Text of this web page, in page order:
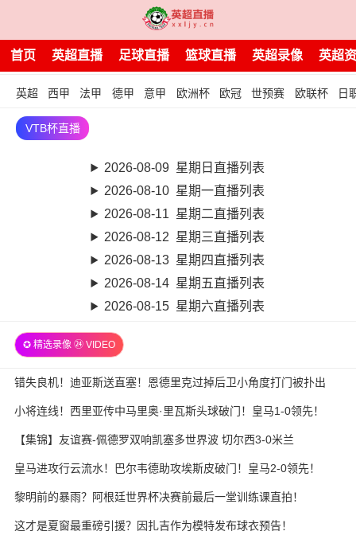
首页 英超直播 足球直播 篮球直播 英超录像 英超
英超 西甲 法甲 德甲 意甲 欧洲杯 欧冠 世预赛 欧联杯 日
VTB杯直播
2026-08-09 星期日直播列表
2026-08-10 星期一直播列表
2026-08-11 星期二直播列表
2026-08-12 星期三直播列表
2026-08-13 星期四直播列表
2026-08-14 星期五直播列表
2026-08-15 星期六直播列表
✪ 精选录像 ㉔ VIDEO
错失良机！迪亚斯送直塞！恩德里克过掉后卫小角度打门被扑出
小将连线！西里亚传中马里奥·里瓦斯头球破门！皇马1-0领先！
【集锦】友谊赛-佩德罗双响凯塞多世界波 切尔西3-0米兰
皇马进攻行云流水！巴尔韦德助攻埃斯皮破门！皇马2-0领先！
黎明前的暴雨？阿根廷世界杯决赛前最后一堂训练课直拍！
这才是夏窗最重磅引援？因扎吉作为模特发布球衣预告！